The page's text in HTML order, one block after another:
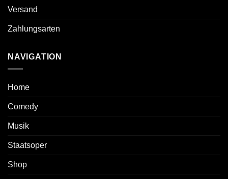
Versand
Zahlungsarten
NAVIGATION
Home
Comedy
Musik
Staatsoper
Shop